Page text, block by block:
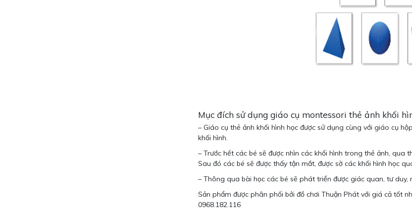
Mục đích sử dụng giáo cụ montessori thẻ ảnh khối
– Giáo cụ thẻ ảnh khối hình học được sử dụng cùng với giáo cụ
khối hình.
– Trước hết các bé sẽ được nhìn các khối hình trong thẻ ảnh,
Sau đó các bé sẽ được thấy tận mắt, được sờ các khối hình học
– Thông qua bài học các bé sẽ phát triển được giác quan, tư duy,
Sản phẩm được phân phối bởi đồ chơi Thuận Phát với giá cả tốt
0968.182.116